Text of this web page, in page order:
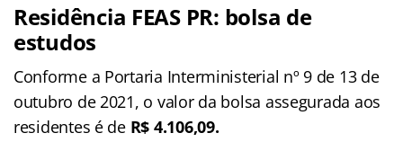
Residência FEAS PR: bolsa de
estudos
Conforme a Portaria Interministerial nº 9 de 13 de
outubro de 2021, o valor da bolsa assegurada aos
residentes é de R$ 4.106,09.